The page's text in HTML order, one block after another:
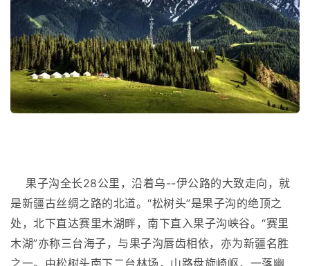
果子沟全长28公里，沿着乌--伊公路的大致走向，就
是新疆古丝绸之路的北道。“松树头”是果子沟的绝顶之
处，北下直达赛里木湖畔，南下直入果子沟峡谷。“赛里
木湖”亦称三台海子，与果子沟唇齿相依，亦为新疆名胜